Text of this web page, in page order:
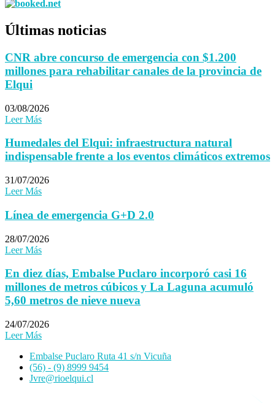
Últimas noticias
CNR abre concurso de emergencia con $1.200
millones para rehabilitar canales de la provincia de
Elqui
03/08/2026
Leer Más
Humedales del Elqui: infraestructura natural
indispensable frente a los eventos climáticos extremos
31/07/2026
Leer Más
Línea de emergencia G+D 2.0
28/07/2026
Leer Más
En diez días, Embalse Puclaro incorporó casi 16
millones de metros cúbicos y La Laguna acumuló
5,60 metros de nieve nueva
24/07/2026
Leer Más
Embalse Puclaro Ruta 41 s/n Vicuña
(56) - (9) 8999 9454
Jvre@rioelqui.cl